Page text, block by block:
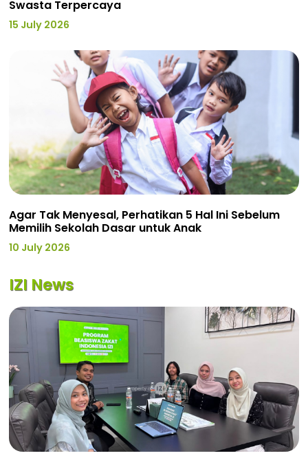
Swasta Terpercaya
15 July 2026
Agar Tak Menyesal, Perhatikan 5 Hal Ini Sebelum
Memilih Sekolah Dasar untuk Anak
10 July 2026
IZI News